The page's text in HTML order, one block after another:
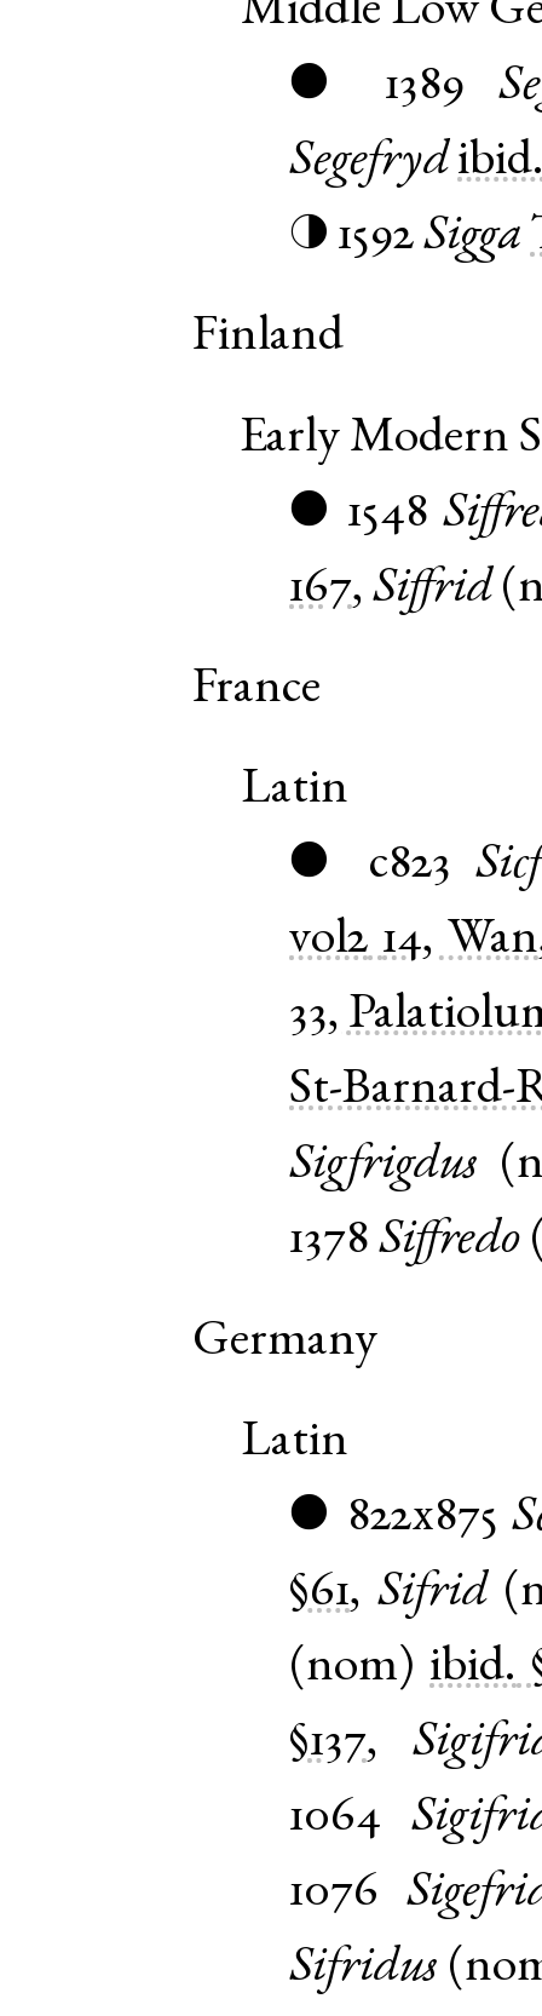
Middle Low
● 1389
Segefryd
◑ 1592 Sigga
Finland
Early Modern
● 1548
167,Siffrid(
France
Latin
● c823
vol2 14, Wan
33,
St-Barnard-
Sigfrigdus (
1378 Siffredo
Germany
Latin
● 822x875
§61,Sifrid(
(nom) ibid.
§137,
1064
1076
Sifridus (